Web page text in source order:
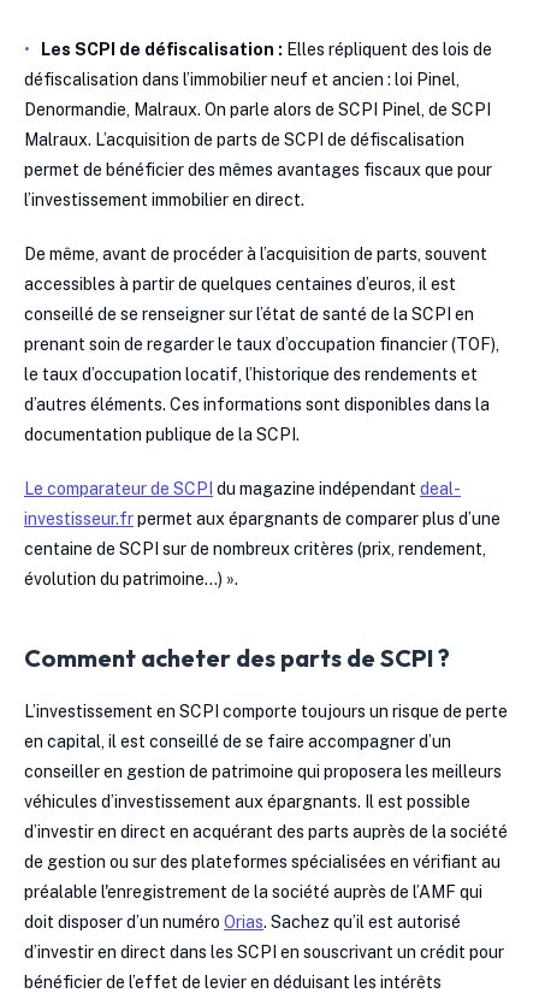
Les SCPI de défiscalisation : Elles répliquent des lois de
défiscalisation dans l’immobilier neuf et ancien : loi Pinel,
Denormandie, Malraux. On parle alors de SCPI Pinel, de SCPI
Malraux. L’acquisition de parts de SCPI de défiscalisation
permet de bénéficier des mêmes avantages fiscaux que pour
l’investissement immobilier en direct.
De même, avant de procéder à l’acquisition de parts, souvent
accessibles à partir de quelques centaines d’euros, il est
conseillé de se renseigner sur l’état de santé de la SCPI en
prenant soin de regarder le taux d’occupation financier (TOF),
le taux d’occupation locatif, l’historique des rendements et
d’autres éléments. Ces informations sont disponibles dans la
documentation publique de la SCPI.
Le comparateur de SCPI du magazine indépendant deal-
investisseur.frpermet aux épargnants de comparer plus d’une
centaine de SCPI sur de nombreux critères (prix, rendement,
évolution du patrimoine...) ».
Comment acheter des parts de SCPI ?
L’investissement en SCPI comporte toujours un risque de perte
en capital, il est conseillé de se faire accompagner d’un
conseiller en gestion de patrimoine qui proposera les meilleurs
véhicules d’investissement aux épargnants. Il est possible
d’investir en direct en acquérant des parts auprès de la société
de gestion ou sur des plateformes spécialisées en vérifiant au
préalable l'enregistrement de la société auprès de l’AMF qui
doit disposer d’un numéro Orias. Sachez qu’il est autorisé
d’investir en direct dans les SCPI en souscrivant un crédit pour
bénéficier de l’effet de levier en déduisant les intérêts